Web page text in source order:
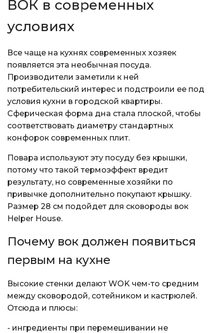
ВОК в современных
условиях
Все чаще на кухнях современных хозяек
появляется эта необычная посуда.
Производители заметили к ней
потребительский интерес и подстроили ее под
условия кухни в городской квартиры.
Сферическая форма дна стала плоской, чтобы
соответствовать диаметру стандартных
конфорок современных плит.
Повара используют эту посуду без крышки,
потому что такой термоэффект вредит
результату, но современные хозяйки по
привычке дополнительно покупают крышку.
Размер 28 см подойдет для сковороды вок
Helper House.
Почему вок должен появиться
первым на кухне
Высокие стенки делают WOK чем-то средним
между сковородой, сотейником и кастрюлей.
Отсюда и плюсы:
- ингредиенты при перемешивании не